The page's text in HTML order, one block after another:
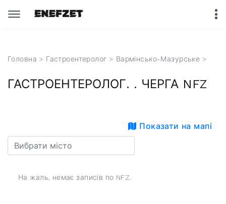
Головна > Гастроентеролог > Вармінсько-Мазурське >
ГАСТРОЕНТЕРОЛОГ. . ЧЕРГА NFZ
Показати на мапі
На жаль, немає записів по NFZ.